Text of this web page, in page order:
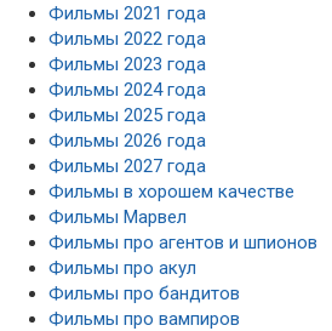
Фильмы 2021 года
Фильмы 2022 года
Фильмы 2023 года
Фильмы 2024 года
Фильмы 2025 года
Фильмы 2026 года
Фильмы 2027 года
Фильмы в хорошем качестве
Фильмы Марвел
Фильмы про агентов и шпионов
Фильмы про акул
Фильмы про бандитов
Фильмы про вампиров